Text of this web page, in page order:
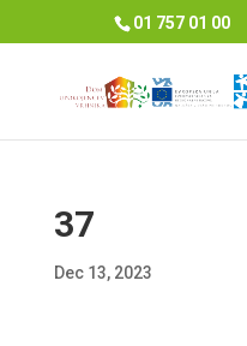
01 757 01 00
37
Dec 13, 2023